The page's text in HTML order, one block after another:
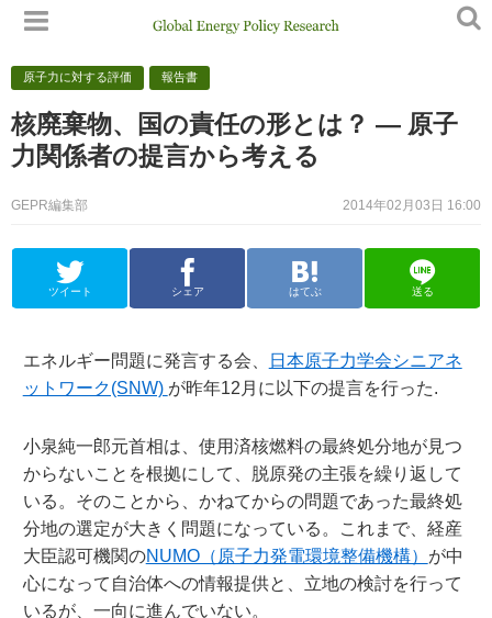
原子力に対する評価 報告書
核廃棄物、国の責任の形とは？ — 原子
力関係者の提言から考える
2014年02月03日 16:00
GEPR編集部
ツイート シェア はてぶ 送る
エネルギー問題に発言する会、
日本原子力学会シニアネ
ットワーク(SNW) が昨年12月に以下の提言を行った.
小泉純一郎元首相は、使用済核燃料の最終処分地が見つ
からないことを根拠にして、脱原発の主張を繰り返して
いる。そのことから、かねてからの問題であった最終処
分地の選定が大きく問題になっている。これまで、経産
大臣認可機関のNUMO（原子力発電環境整備機構） が中
心になって自治体への情報提供と、立地の検討を行って
いるが、一向に進んでいない。